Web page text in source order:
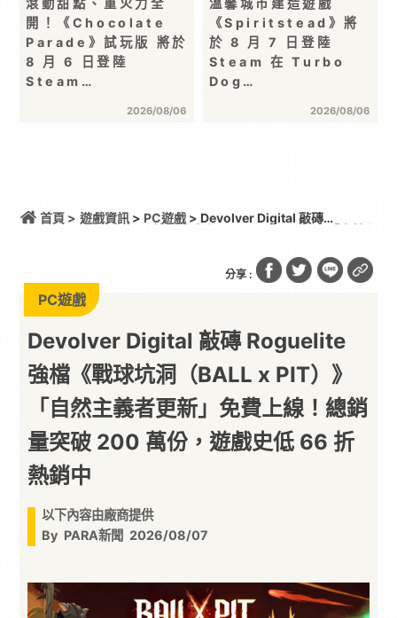
滾動甜點、重火力全
開！《Chocolate
Parade》試玩版 將於
8 月 6 日登陸
Steam…
2026/08/06
溫馨城市建造遊戲
《Spiritstead》將
於 8 月 7 日登陸
Steam 在 Turbo
Dog…
2026/08/06
首頁 > 遊戲資訊> PC遊戲> Devolver Digital 敲磚
分享 :
PC遊戲
Devolver Digital 敲磚 Roguelite
強檔《戰球坑洞（BALL x PIT）》
「自然主義者更新」免費上線！總銷
量突破 200 萬份，遊戲史低 66 折
熱銷中
以下內容由廠商提供
By PARA新聞 2026/08/07